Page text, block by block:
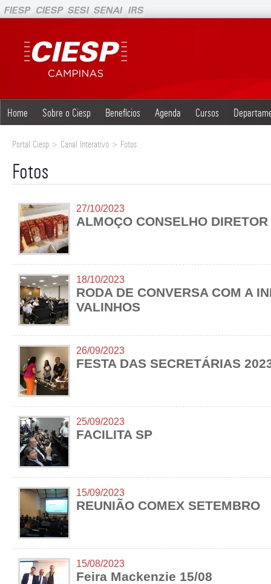
Home Sobre o Ciesp Benefícios Agenda Cursos
Portal Ciesp > Canal Interativo > Fotos
Fotos
27/10/2023
ALMOÇO CONSELHO DIRETOR
18/10/2023
RODA DE CONVERSA COM A
VALINHOS
26/09/2023
FESTA DAS SECRETÁRIAS
25/09/2023
FACILITA SP
15/09/2023
REUNIÃO COMEX SETEMBRO
15/08/2023
Feira Mackenzie 15/08